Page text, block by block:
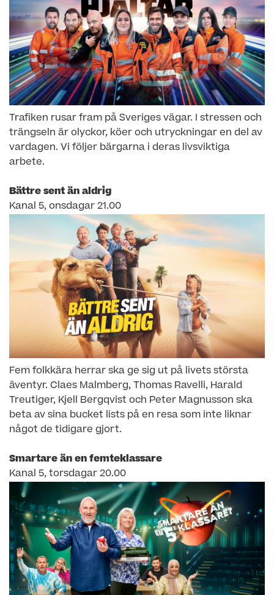
Trafiken rusar fram på Sveriges vägar. I stressen och
trängseln är olyckor, köer och utryckningar en del av
vardagen. Vi följer bärgarna i deras livsviktiga
arbete.
Bättre sent än aldrig
Kanal 5, onsdagar 21.00
Fem folkkära herrar ska ge sig ut på livets största
äventyr. Claes Malmberg, Thomas Ravelli, Harald
Treutiger, Kjell Bergqvist och Peter Magnusson ska
beta av sina bucket lists på en resa som inte liknar
något de tidigare gjort.
Smartare än en femteklassare
Kanal 5, torsdagar 20.00